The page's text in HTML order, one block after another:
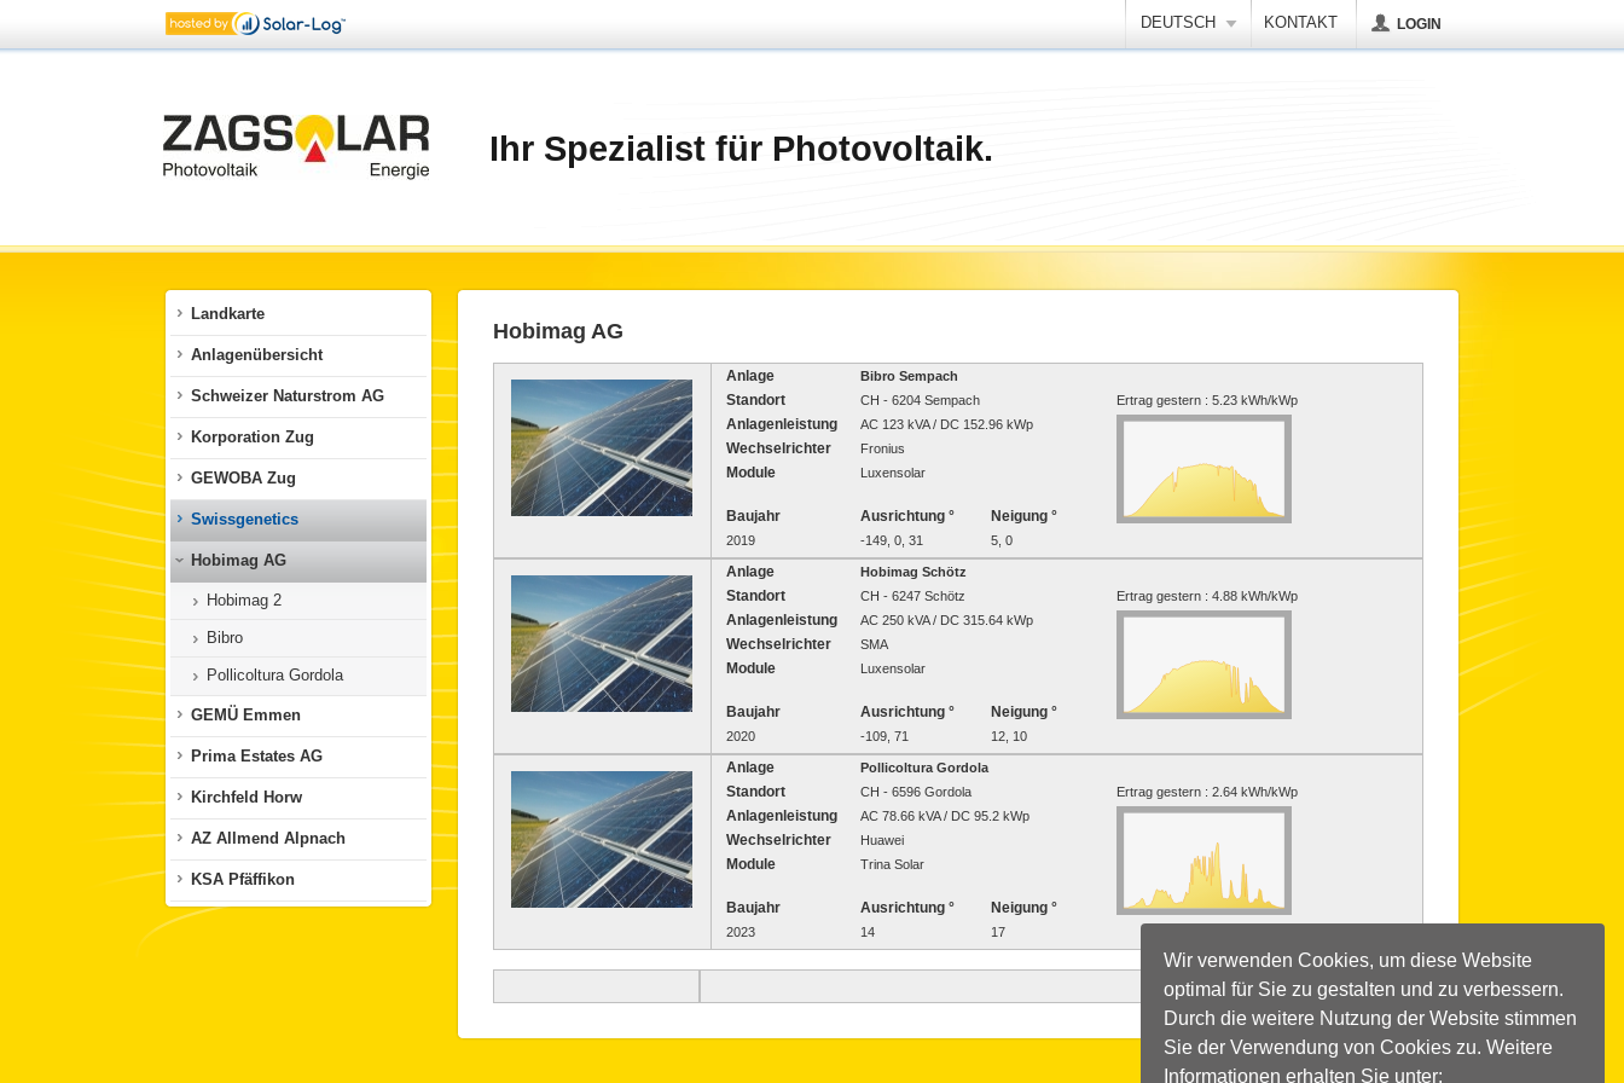
Wir verwenden Cookies, um diese Website
optimal für Sie zu gestalten und zu verbessern.
Durch die weitere Nutzung der Website stimmen
Sie der Verwendung von Cookies zu. Weitere
Informationen erhalten Sie unter:
DEUTSCH KONTAKT LOGIN
Ihr Spezialist für Photovoltaik.
Landkarte
Anlagenübersicht
Schweizer Naturstrom AG
Korporation Zug
GEWOBA Zug
Swissgenetics
Hobimag AG
Hobimag 2
Bibro
Pollicoltura Gordola
GEMÜ Emmen
Prima Estates AG
Kirchfeld Horw
AZ Allmend Alpnach
KSA Pfäffikon
Hobimag AG
Anlage Bibro Sempach
Standort CH - 6204 Sempach Ertrag gestern : 5.23 kWh/kWp
Anlagenleistung AC 123 kVA / DC 152.96 kWp
Wechselrichter Fronius
Module Luxensolar
Baujahr Ausrichtung ° Neigung °
2019 -149, 0, 31 5, 0
Anlage Hobimag Schötz
Standort CH - 6247 Schötz Ertrag gestern : 4.88 kWh/kWp
Anlagenleistung AC 250 kVA / DC 315.64 kWp
Wechselrichter SMA
Module Luxensolar
Baujahr Ausrichtung ° Neigung °
2020 -109, 71 12, 10
Anlage Pollicoltura Gordola
Standort CH - 6596 Gordola Ertrag gestern : 2.64 kWh/kWp
Anlagenleistung AC 78.66 kVA / DC 95.2 kWp
Wechselrichter Huawei
Module Trina Solar
Baujahr Ausrichtung ° Neigung °
2023 14 17